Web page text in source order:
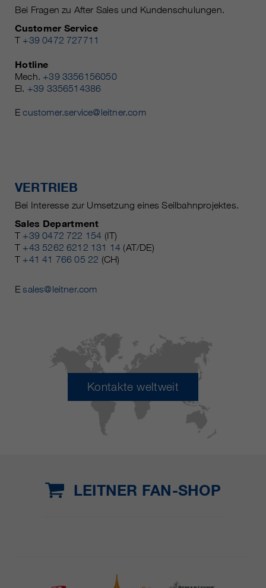
Bei Fragen zu After Sales und Kundenschulungen.
Customer Service
T +39 0472 727711
Hotline
Mech. +39 3356156050
El. +39 3356514386
Ecustomer.service@leitner.com
VERTRIEB
Bei Interesse zur Umsetzung eines Seilbahnprojektes.
Sales Department
T +39 0472 722 154 (IT)
T +43 5262 6212 131 14 (AT/DE)
T +41 41 766 05 22 (CH)
Esales@leitner.com
Kontakte weltweit
LEITNER FAN-SHOP